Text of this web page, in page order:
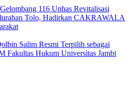
116 Unhas Revitalisasi
Tolo, Hadirkan CAKRAWALA
Salim Resmi Terpilih sebagai
Fakultas Hukum Universitas Jambi